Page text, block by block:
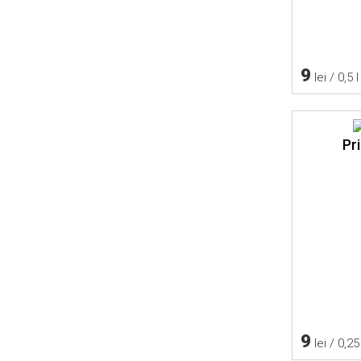
9 lei / 0,5 l
9 lei / 0,25